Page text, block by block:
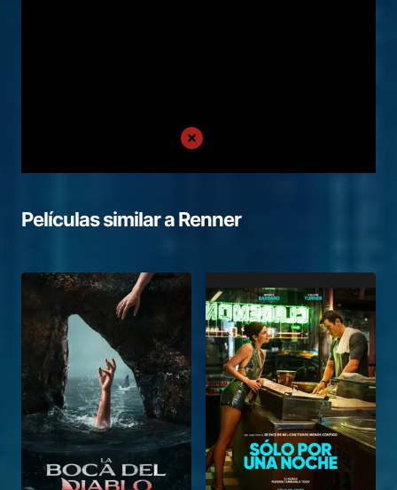
Películas similar aRenner